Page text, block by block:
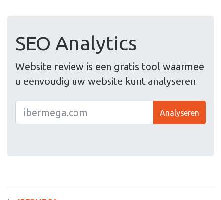
SEO Analytics
Website review is een gratis tool waarmee
u eenvoudig uw website kunt analyseren
Analyseren